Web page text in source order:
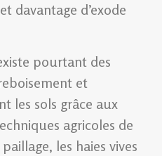
davantage d’exode
pourtant des
et
les sols grâce aux
agricoles de
les haies vives